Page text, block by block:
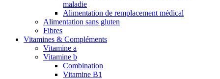
maladie
Alimentation de remplacement médical
Alimentation sans gluten
Fibres
Vitamines & Compléments
Vitamine a
Vitamine b
Combination
Vitamine B1